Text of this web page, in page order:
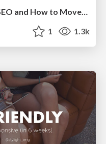
AI Search: Implications for SEO and How to Move Forward - #ShenzhenSEOConference
1 1.3k